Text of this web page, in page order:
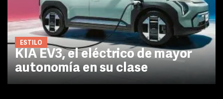
ESTILO
KIA EV3, el eléctrico de mayor
autonomía en su clase